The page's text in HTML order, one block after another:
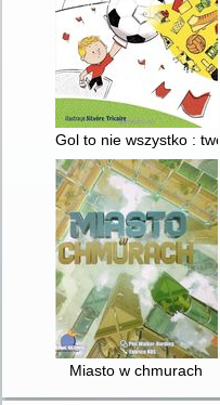
Gol to nie wszystko :
Miasto w chmurach